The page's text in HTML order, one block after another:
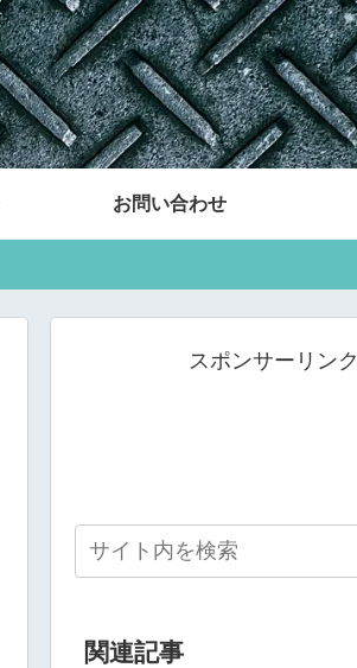
お問い合わせ
スポンサーリンク
関連記事